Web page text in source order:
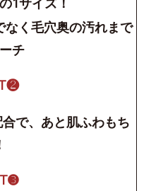
なく毛穴奥の汚れまで
チ
で、あと肌ふわもち